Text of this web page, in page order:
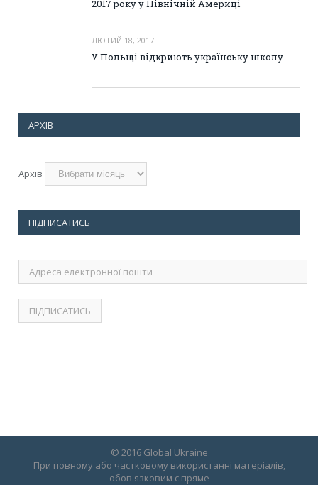
2017 року у Північній Америці
ЛЮТИЙ 18, 2017
У Польщі відкриють українську школу
АРХІВ
Архів
ПІДПИСАТИСЬ
Адреса
електронної
© 2016 Global Ukraine
При повному або частковому використанні матеріалів,
обов'язковим є пряме